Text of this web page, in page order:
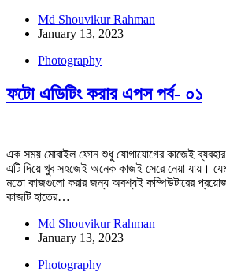
Md Shouvikur Rahman
January 13, 2023
Photography
ফটো এডিটিং করার এপস পর্ব- ০১
এক সময় মোবাইল ফোন শুধু যোগাযোগের কাজেই
এটি দিয়ে খুব সহজেই অনেক কাজই সেরে নেয়া যায়।
মতো কাজগুলো করার জন্য অবশ্যই কম্পিউটারের
কাজটি হাতের…
Md Shouvikur Rahman
January 13, 2023
Photography